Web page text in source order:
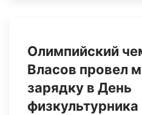
Олимпийский
Власов провел
зарядку в День